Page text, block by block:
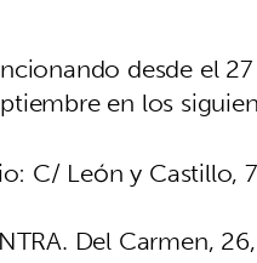
desde el
en los
C/ León y Castillo,
Del Carmen,